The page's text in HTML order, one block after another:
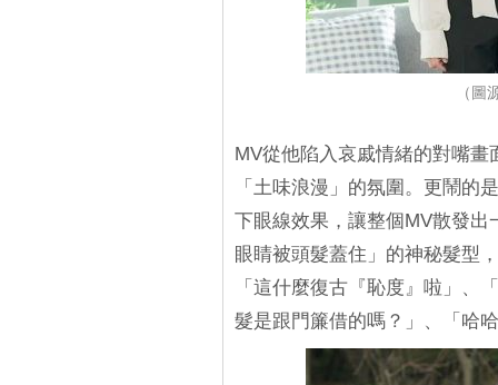
（圖
MV從他陷入哀戚情緒的對嘴
「土味浪漫」的氛圍。更鬧的
下眼線效果，讓整個MV散發
眼睛被頭髮蓋住」的神秘髮型
「這什麼復古『恥度』啦」、
髮是跟門簾借的嗎？」、「哈